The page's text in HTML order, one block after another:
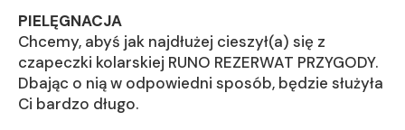
PIELĘGNACJA
Chcemy, abyś jak najdłużej cieszył(a) się z
czapeczki kolarskiej RUNO REZERWAT PRZYGODY.
Dbając o nią w odpowiedni sposób, będzie służyła
Ci bardzo długo.